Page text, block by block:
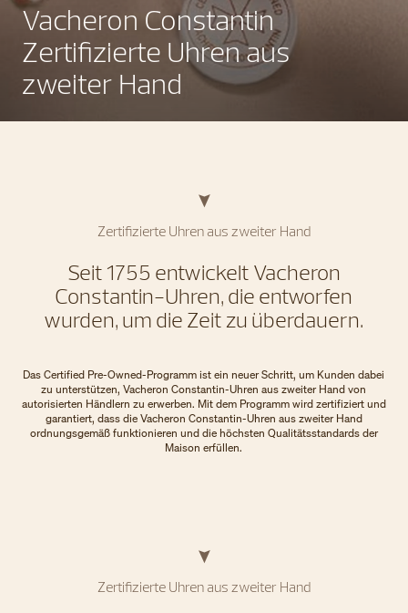
Vacheron Constantin
Zertifizierte Uhren aus
zweiter Hand
Zertifizierte Uhren aus zweiter Hand
Seit 1755 entwickelt Vacheron
Constantin-Uhren, die entworfen
wurden, um die Zeit zu überdauern.
Das Certified Pre-Owned-Programm ist ein neuer Schritt, um Kunden dabei
zu unterstützen, Vacheron Constantin-Uhren aus zweiter Hand von
autorisierten Händlern zu erwerben. Mit dem Programm wird zertifiziert und
garantiert, dass die Vacheron Constantin-Uhren aus zweiter Hand
ordnungsgemäß funktionieren und die höchsten Qualitätsstandards der
Maison erfüllen.
Zertifizierte Uhren aus zweiter Hand